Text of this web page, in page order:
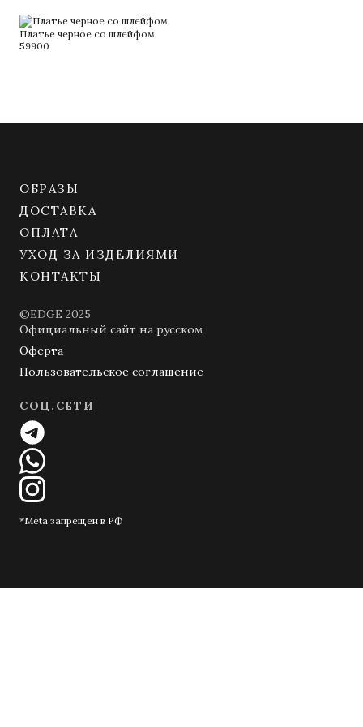
Платье черное со шлейфом
59900
©EDGE 2025
Официальный сайт на русском
Оферта
Пользовательское соглашение
ОБРАЗЫ
ДОСТАВКА
ОПЛАТА
УХОД ЗА ИЗДЕЛИЯМИ
КОНТАКТЫ
СОЦ.СЕТИ
*Meta запрещен в РФ